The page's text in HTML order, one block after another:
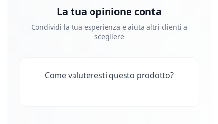
La tua opinione conta
Condividi la tua esperienza e aiuta altri clienti a
scegliere
Come valuteresti questo prodotto?